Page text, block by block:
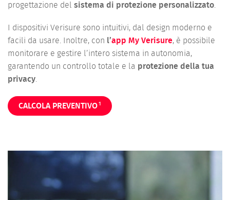
progettazione del sistema di protezione personalizzato
I dispositivi Verisure sono intuitivi, dal design moderno e
facili da usare. Inoltre, con l’app My Verisure, è possibile
monitorare e gestire l’intero sistema in autonomia,
garantendo un controllo totale e la protezione della tua
privacy
CALCOLA PREVENTIVO 1